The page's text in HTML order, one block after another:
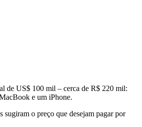
de US$ 100 mil – cerca de R$ 220 mil:
e um iPhone.
sugiram o preço que desejam pagar por